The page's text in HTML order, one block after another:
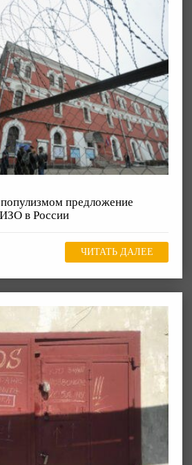
предложение
в России
ЧИТАТЬ ДАЛЕЕ